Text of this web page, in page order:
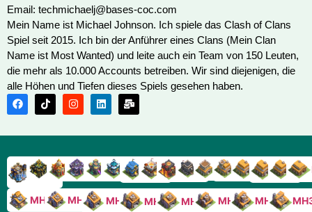
Email: techmichaelj@bases-coc.com
Mein Name ist Michael Johnson. Ich spiele das Clash of Clans
Spiel seit 2015. Ich bin der Anführer eines Clans (Mein Clan
Name ist Most Wanted) und leite auch ein Team von 150 Leuten,
die mehr als 10.000 Accounts betreiben. Wir sind diejenigen, die
alle Höhen und Tiefen dieses Spiels gesehen haben.
RH18RH17RH16RH15RH14RH13RH12RH11RH10RH9RH8RH7RH6RH5RH4
MH10 MH9 MH8 MH7 MH6 MH5 MH4